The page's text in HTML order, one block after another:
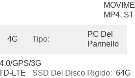
MP4, ST
4G Tipo:
PC Del
Pannello
GPS/3G
LTE
SSD Del Disco Rigido: 64G